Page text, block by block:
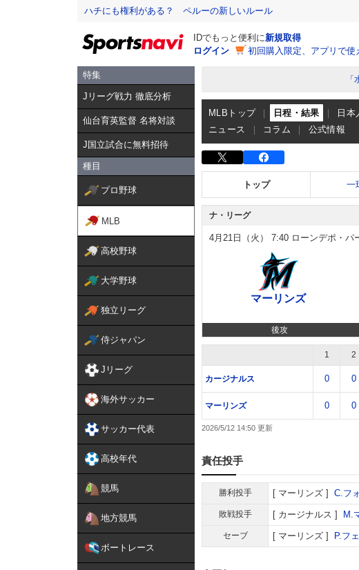
ハチにも権利がある？ ペルーの新しいルール
IDでもっと便利に新規取得
ログイン
初回購入限定、アプリで使
特集
Jリーグ戦力 徹底分析
仙台育英監督 名将対談
J国立試合に無料招待
種目
プロ野球
MLB
高校野球
大学野球
独立リーグ
侍ジャパン
Jリーグ
海外サッカー
サッカー代表
高校年代
競馬
地方競馬
ボートレース
MLBトップ 日程・結果 日本
ニュース
コラム 公式情報
トップ 一
ナ・リーグ
4月21日（火） 7:40 ローンデポ・パ
マーリンズ
後攻
1 2
カージナルス 0 0
マーリンズ 0 0
2026/5/12 14:50
責任投手
勝利投手 マーリンズ C.フ
敗戦投手 カージナルス M.
セーブ マーリンズ P.フ